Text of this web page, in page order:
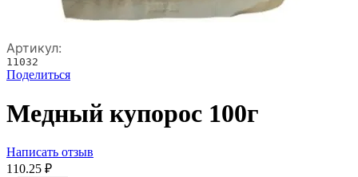
Артикул:
11032
Поделиться
Медный купорос 100г
Написать отзыв
110.25 ₽